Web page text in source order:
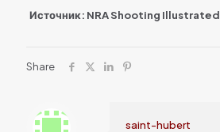
Источник: NRA Shooting Illustrated
Share
saint-hubert